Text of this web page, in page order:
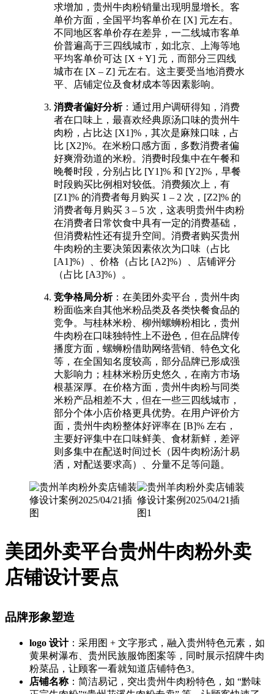
求增加，贵州牛肉粉销量出现明显增长。客
单价方面，全国平均客单价在 [X] 元左右。
不同地区客单价存在差异，一二线城市客单
价普遍高于三四线城市，如北京、上海等地
平均客单价可达 [X + Y] 元，而部分三四线
城市在 [X – Z] 元左右。这主要受当地消费水
平、店铺定位及食材成本等因素影响。​
消费者偏好分析：通过用户调研得知，消费
者在口味上，最喜欢经典原汤口味的贵州牛
肉粉，占比达 [X1]%，其次是麻辣口味，占
比 [X2]%。在米粉口感方面，多数消费者偏
好爽滑劲道的米粉。消费时段集中在午餐和
晚餐时段，分别占比 [Y1]% 和 [Y2]%，早餐
时段购买比例相对较低。消费频次上，有
[Z1]% 的消费者每月购买 1 – 2 次，[Z2]% 的
消费者每月购买 3 – 5 次，这表明贵州牛肉粉
在消费者日常饮食中具有一定的消费基础，
但消费粘性还有提升空间。消费者购买贵州
牛肉粉的主要决策因素依次为口味（占比
[A1]%）、价格（占比 [A2]%）、店铺评分
（占比 [A3]%）。​
竞争格局分析：在美团外卖平台，贵州牛肉
粉面临来自其他米粉品类及各类快餐食品的
竞争。与桂林米粉、柳州螺蛳粉相比，贵州
牛肉粉在口味独特性上不逊色，但在品牌传
播度方面，螺蛳粉借助网络营销、特色文化
等，在全国知名度较高，部分品牌已形成强
大影响力；桂林米粉历史悠久，在南方市场
根基深厚。在价格方面，贵州牛肉粉与同类
米粉产品相差不大，但在一些三四线城市，
部分个体小店价格更具优势。在用户评价方
面，贵州牛肉粉整体好评率在 [B]% 左右，
主要好评集中在口味鲜美、食材新鲜，差评
则多集中在配送时间过长（因牛肉粉汤汁易
洒，对配送要求高）、分量不足等问题。
美团外卖平台贵州牛肉粉外卖
店铺设计要点
品牌形象塑造
logo 设计：采用图 + 文字形式，融入贵州特色元素，如
黄果树瀑布、贵州民族服饰图案等，同时展示招牌牛肉
粉菜品，让顾客一看就知道店铺特色3。
店铺名称：简洁易记，突出贵州牛肉粉特色，如 “黔味